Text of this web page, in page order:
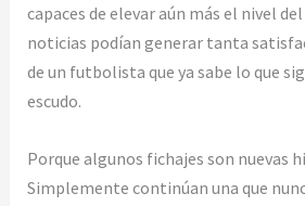
capaces de elevar aún más el nivel
noticias podían generar tanta
de un futbolista que ya sabe lo que
escudo.
Porque algunos fichajes son nuevas
Simplemente continúan una que